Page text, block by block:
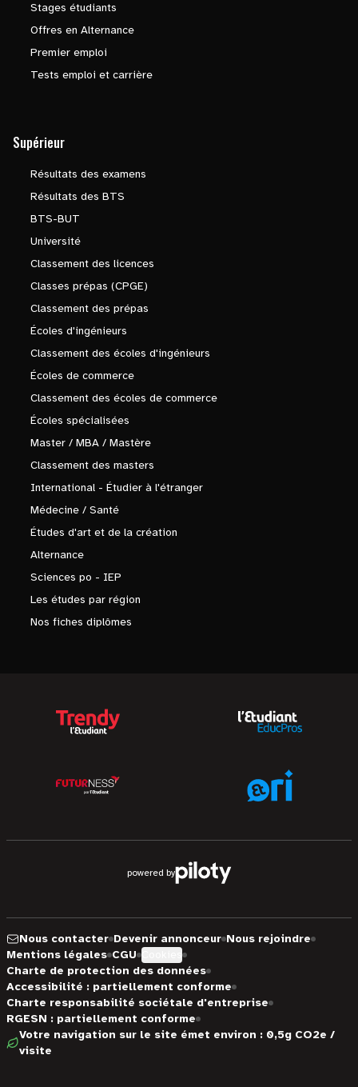
Stages étudiants
Offres en Alternance
Premier emploi
Tests emploi et carrière
Supérieur
Résultats des examens
Résultats des BTS
BTS-BUT
Université
Classement des licences
Classes prépas (CPGE)
Classement des prépas
Écoles d'ingénieurs
Classement des écoles d'ingénieurs
Écoles de commerce
Classement des écoles de commerce
Écoles spécialisées
Master / MBA / Mastère
Classement des masters
International - Étudier à l'étranger
Médecine / Santé
Études d'art et de la création
Alternance
Sciences po - IEP
Les études par région
Nos fiches diplômes
powered by
Nous contacter Devenir annonceur Nous rejoindre
Mentions légales CGU
Charte de protection des données
Accessibilité : partiellement conforme
Charte responsabilité sociétale d'entreprise
RGESN : partiellement conforme
Votre navigation sur le site émet environ : 0,5g CO2e /
visite